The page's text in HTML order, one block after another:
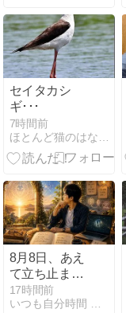
セイタカシ
ギ･･･
7時間前
8月8日、あえ
て立ち止ま
る。ライオン
ズゲートと
17時間前
いつも自分時間 Geminiと日常